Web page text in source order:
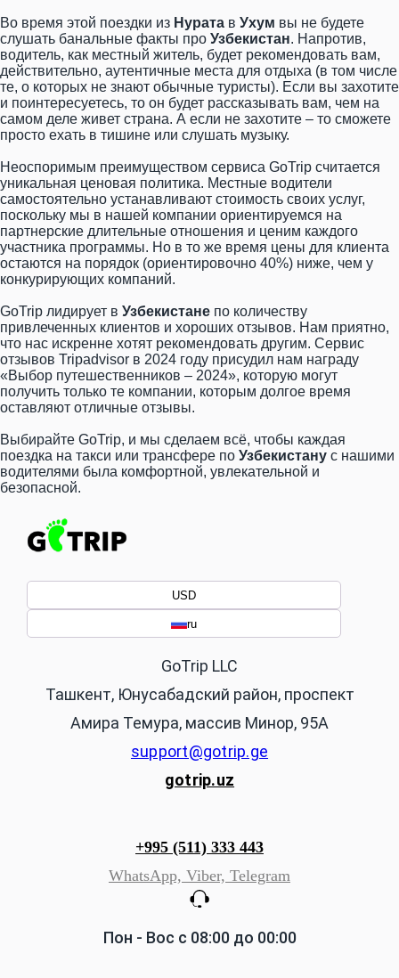
Во время этой поездки из Нурата в Ухум вы не будете
слушать банальные факты про Узбекистан. Напротив,
водитель, как местный житель, будет рекомендовать вам,
действительно, аутентичные места для отдыха (в том числе
те, о которых не знают обычные туристы). Если вы захотите
и поинтересуетесь, то он будет рассказывать вам, чем на
самом деле живет страна. А если не захотите – то сможете
просто ехать в тишине или слушать музыку.
Неоспоримым преимуществом сервиса GoTrip считается
уникальная ценовая политика. Местные водители
самостоятельно устанавливают стоимость своих услуг,
поскольку мы в нашей компании ориентируемся на
партнерские длительные отношения и ценим каждого
участника программы. Но в то же время цены для клиента
остаются на порядок (ориентировочно 40%) ниже, чем у
конкурирующих компаний.
GoTrip лидирует в Узбекистане по количеству
привлеченных клиентов и хороших отзывов. Нам приятно,
что нас искренне хотят рекомендовать другим. Сервис
отзывов Tripadvisor в 2024 году присудил нам награду
«Выбор путешественников – 2024», которую могут
получить только те компании, которым долгое время
оставляют отличные отзывы.
Выбирайте GoTrip, и мы сделаем всё, чтобы каждая
поездка на такси или трансфере по Узбекистану с нашими
водителями была комфортной, увлекательной и
безопасной.
USD
ru
GoTrip LLC
Ташкент, Юнусабадский район, проспект
Амира Темура, массив Минор, 95А
support@gotrip.ge
gotrip.uz
+995 (511) 333 443
WhatsApp, Viber, Telegram
Пон - Вос с 08:00 до 00:00